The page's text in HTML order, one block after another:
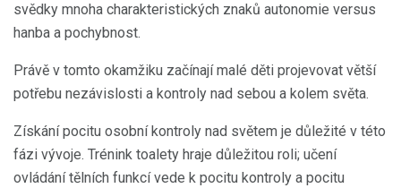
svědky mnoha charakteristických znaků autonomie versus
hanba a pochybnost.
Právě v tomto okamžiku začínají malé děti projevovat větší
potřebu nezávislosti a kontroly nad sebou a kolem světa.
Získání pocitu osobní kontroly nad světem je důležité v této
fázi vývoje. Trénink toalety hraje důležitou roli; učení
ovládání tělních funkcí vede k pocitu kontroly a pocitu